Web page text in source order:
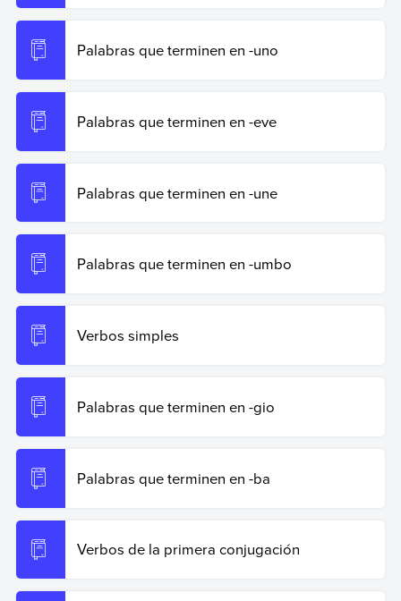
Palabras que terminen en -uno
Palabras que terminen en -eve
Palabras que terminen en -une
Palabras que terminen en -umbo
Verbos simples
Palabras que terminen en -gio
Palabras que terminen en -ba
Verbos de la primera conjugación